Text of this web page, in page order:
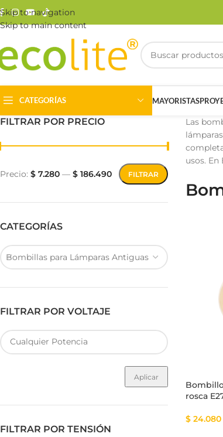
Skip to navigation
Skip to main content
CATEGORÍAS
Riel Magnético
Fuente de Poder SMART
MAYORISTAS
FILTRAR POR PRECIO
FILTRAR
Precio: $ 7.280 — $ 186.490
CATEGORÍAS
Bombillas para Lámparas Antiguas
FILTRAR POR VOLTAJE
Aplicar
FILTRAR POR TENSIÓN
Las
usos.
rosca
$ 24.080